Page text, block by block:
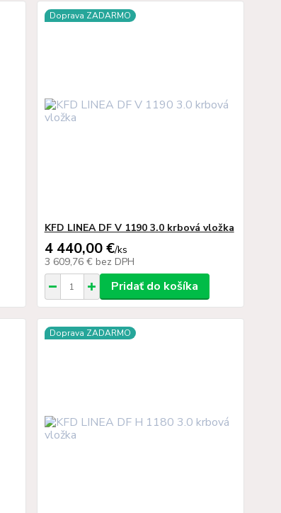
Doprava ZADARMO
KFD LINEA DF V 1190 3.0 krbová vložka
4 440,00 €/ks
3 609,76 € bez DPH
Pridať do košíka
Doprava ZADARMO